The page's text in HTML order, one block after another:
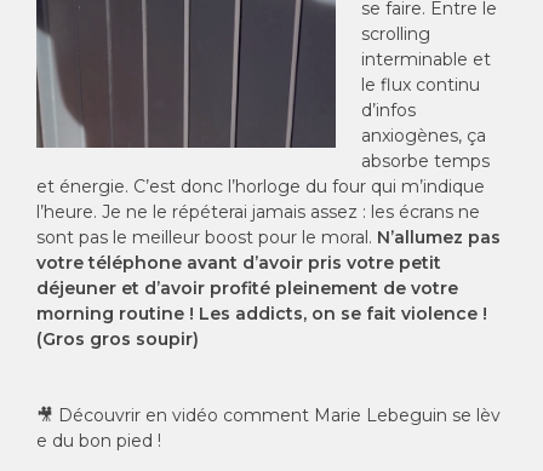
se faire. Entre le
scrolling
interminable et
le flux continu
d’infos
anxiogènes, ça
absorbe temps
et énergie. C’est donc l’horloge du four qui m’indique
l’heure. Je ne le répéterai jamais assez : les écrans ne
sont pas le meilleur boost pour le moral. N’allumez pas
votre téléphone avant d’avoir pris votre petit
déjeuner et d’avoir profité pleinement de votre
morning routine ! Les addicts, on se fait violence !
(Gros gros soupir)
🎥 Découvrir en vidéo comment Marie Lebeguin se lèv
e du bon pied !